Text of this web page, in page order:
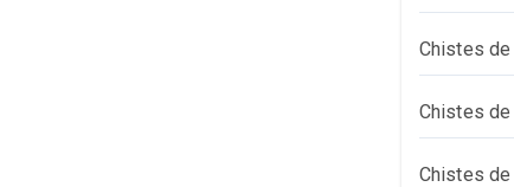
Chistes
Chistes
Chistes